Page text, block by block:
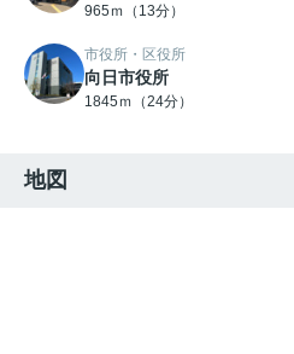
965ｍ（13分）
市役所・区役所
向日市役所
1845ｍ（24分）
地図